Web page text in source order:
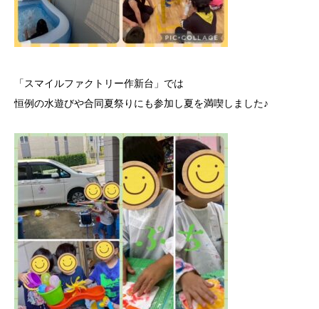
「スマイルファクトリー作新台」では
恒例の水遊びや合同夏祭りにも参加し夏を満喫しました♪